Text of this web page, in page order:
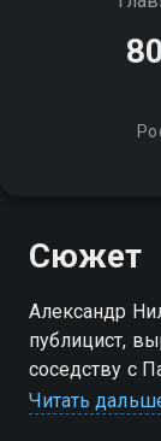
Сюжет
Александр
публицист,
соседству с
классиками.
Читать